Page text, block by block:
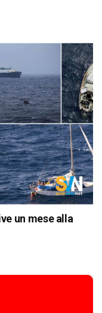
un mese alla